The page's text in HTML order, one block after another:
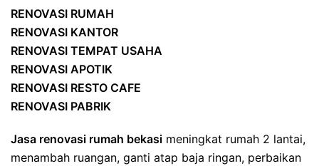
RENOVASI RUMAH
RENOVASI KANTOR
RENOVASI TEMPAT USAHA
RENOVASI APOTIK
RENOVASI RESTO CAFE
RENOVASI PABRIK
Jasa renovasi rumah bekasi meningkat rumah 2 lantai,
menambah ruangan, ganti atap baja ringan, perbaikan